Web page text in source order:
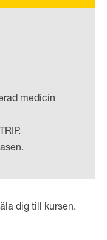
medicin
dig till kursen.